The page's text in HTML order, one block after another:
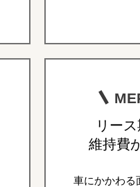
リー
維持費
車にかかわる